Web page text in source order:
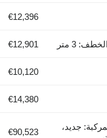
€12,396
€12,901
€10,120
€14,380
المركبة: جديد،
€90,523